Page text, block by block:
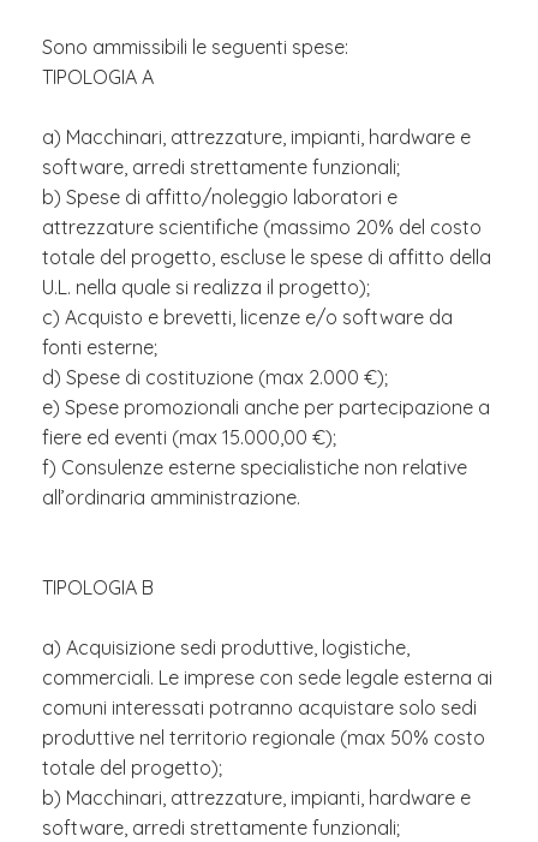
Sono ammissibili le seguenti spese:
TIPOLOGIA A
a) Macchinari, attrezzature, impianti, hardware e
software, arredi strettamente funzionali;
b) Spese di affitto/noleggio laboratori e
attrezzature scientifiche (massimo 20% del costo
totale del progetto, escluse le spese di affitto della
U.L. nella quale si realizza il progetto);
c) Acquisto e brevetti, licenze e/o software da
fonti esterne;
d) Spese di costituzione (max 2.000 €);
e) Spese promozionali anche per partecipazione a
fiere ed eventi (max 15.000,00 €);
f) Consulenze esterne specialistiche non relative
all’ordinaria amministrazione.
TIPOLOGIA B
a) Acquisizione sedi produttive, logistiche,
commerciali. Le imprese con sede legale esterna ai
comuni interessati potranno acquistare solo sedi
produttive nel territorio regionale (max 50% costo
totale del progetto);
b) Macchinari, attrezzature, impianti, hardware e
software, arredi strettamente funzionali;